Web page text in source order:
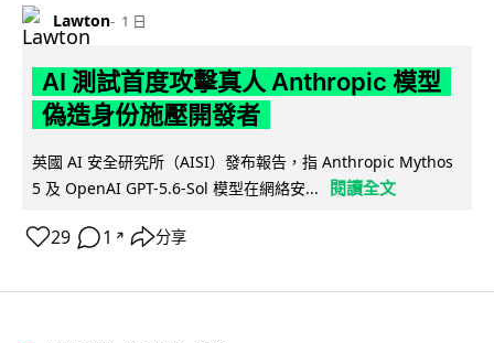
Lawton 1 日
AI 測試首度攻擊真人 Anthropic 模型
偽造身份施壓開發者
英國 AI 安全研究所（AISI）發布報告，指 Anthropic Mythos
5 及 OpenAI GPT-5.6-Sol 模型在網絡安...
閱讀全文
29 1 ↗ 分享